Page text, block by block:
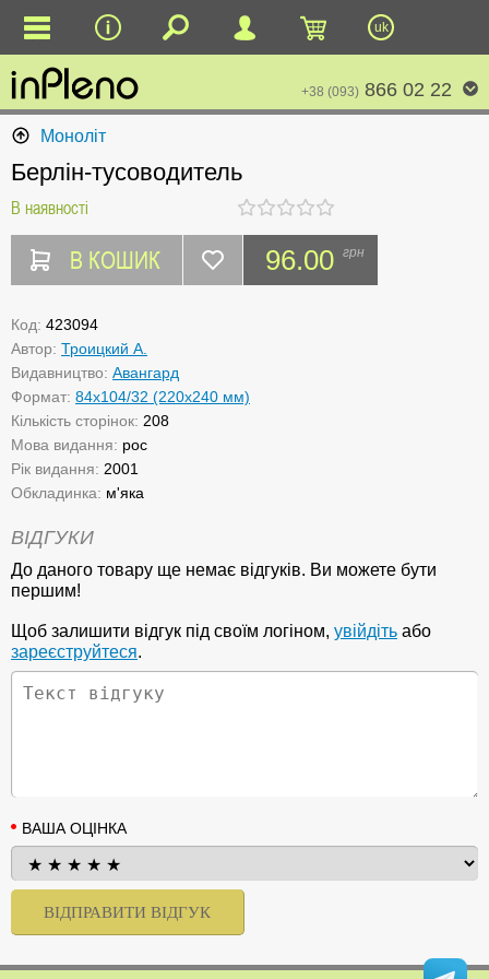
uk
+38 (093) 866 02 22
Моноліт
Берлін-тусоводитель
В наявності
В КОШИК 96.00 грн
Код: 423094
Автор: Троицкий А.
Видавництво: Авангард
Формат: 84x104/32 (220x240 мм)
Кількість сторінок: 208
Мова видання: рос
Рік видання: 2001
Обкладинка: м'яка
ВІДГУКИ
До даного товару ще немає відгуків. Ви можете бути
першим!
Щоб залишити відгук під своїм логіном, увійдіть або
зареєструйтеся.
ВАША ОЦІНКА